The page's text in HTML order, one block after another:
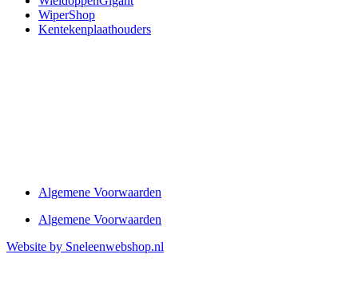
WiperShop
Kentekenplaathouders
Algemene Voorwaarden
Algemene Voorwaarden
Website by Sneleenwebshop.nl